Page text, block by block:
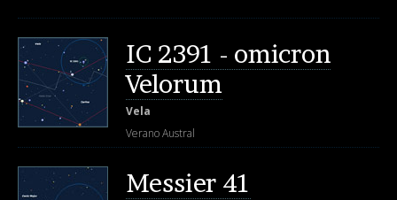
IC 2391 - omicron
Velorum
Vela
Verano Austral
Messier 41